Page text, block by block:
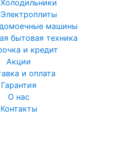
Холодильники
Электроплиты
машины
бытовая техника
и кредит
Акции
и оплата
Гарантия
О нас
Контакты